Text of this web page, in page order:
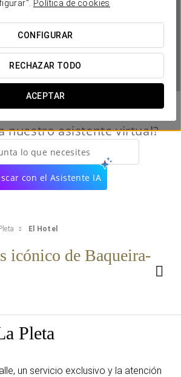
Política de cookies
CONFIGURAR
RECHAZAR TODO
ACEPTAR
IR?
nuestro asistente virtual?
lo que necesites
con el Asistente IA
El Hotel
icónico de Baqueira-
Pleta
un servicio exclusivo y la atención